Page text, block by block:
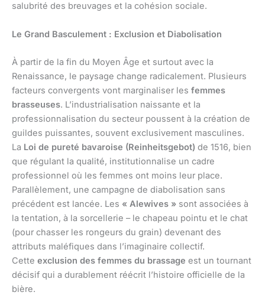
salubrité des breuvages et la cohésion sociale.
Le Grand Basculement : Exclusion et Diabolisation
À partir de la fin du Moyen Âge et surtout avec la
Renaissance, le paysage change radicalement. Plusieurs
facteurs convergents vont marginaliser les femmes
brasseuses. L’industrialisation naissante et la
professionnalisation du secteur poussent à la création de
guildes puissantes, souvent exclusivement masculines.
La Loi de pureté bavaroise (Reinheitsgebot) de 1516, bien
que régulant la qualité, institutionnalise un cadre
professionnel où les femmes ont moins leur place.
Parallèlement, une campagne de diabolisation sans
précédent est lancée. Les « Alewives » sont associées à
la tentation, à la sorcellerie – le chapeau pointu et le chat
(pour chasser les rongeurs du grain) devenant des
attributs maléfiques dans l’imaginaire collectif.
Cette exclusion des femmes du brassage est un tournant
décisif qui a durablement réécrit l’histoire officielle de la
bière.